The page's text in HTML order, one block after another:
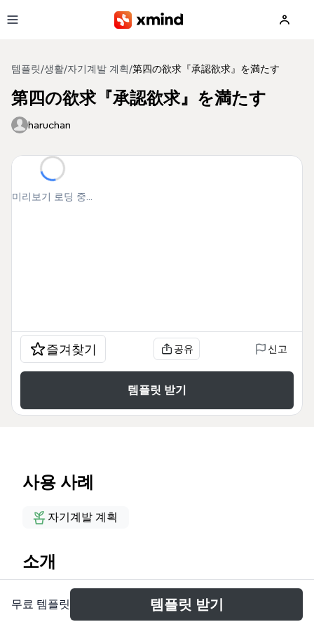
템플릿 /생활/자기계발 계획 /第四の欲求『承認欲求』を満たす
第四の欲求『承認欲求』を満たす
haruchan
미리보기 로딩 중...
즐겨찾기 공유 신고
템플릿 받기
사용 사례
자기계발 계획
소개
この「第四の欲求『承認欲求』を満たす」マインドマ
ップテンプレートは、承認欲求の本質から自信獲得の
무료 템플릿 템플릿 받기